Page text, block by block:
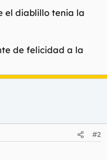
el diablillo tenia la
de felicidad a la
#2